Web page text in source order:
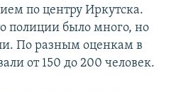
по центру Иркутска.
полиции было много, но
По разным оценкам в
от 150 до 200 человек.